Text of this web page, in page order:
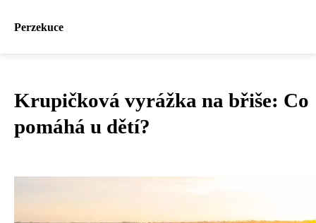
Perzekuce
Krupičková vyrážka na břiše: Co
pomáhá u dětí?